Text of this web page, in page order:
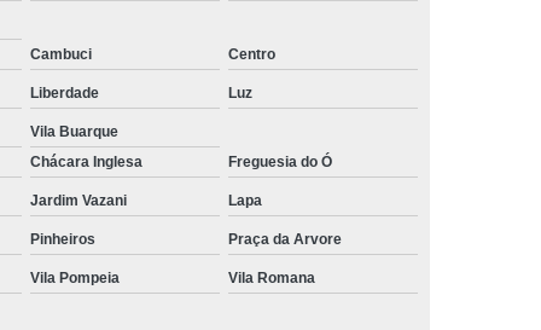
Salgado para Festa Encomenda
Salgado para Festa para 30 Pessoas
Cambuci Centro
Liberdade Luz
Vila Buarque
Chácara Inglesa Freguesia do Ó
Jardim Vazani Lapa
Pinheiros Praça da Arvore
Vila Pompeia Vila Romana